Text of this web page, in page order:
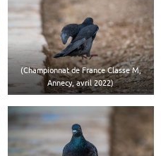
(Championnat de France Classe M,
Annecy, avril 2022)